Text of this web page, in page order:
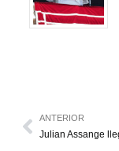
ANTERIOR